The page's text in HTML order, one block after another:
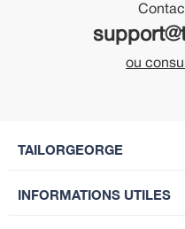
ou
TAILORGEORGE
INFORMATIONS UTILES